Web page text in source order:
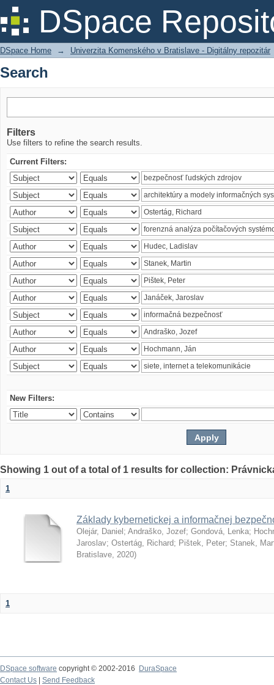
DSpace
Search
DSpace Home → Univerzita Komenského v Bratislave - Digitálny repozitár
Search
Filters
Use filters to refine the search results.
Current Filters:
New Filters:
Showing 1 out of a total of 1 results for collection:
1
Základy kybernetickej a informačnej
Olejár, Daniel ; Andraško, Jozef; Gondová, Lenka;
Jaroslav; Ostertág, Richard; Pištek, Peter; Stanek,
Bratislave, 2020)
1
DSpace software copyright © 2002-2016
DuraSpace
Contact Us
Send Feedback